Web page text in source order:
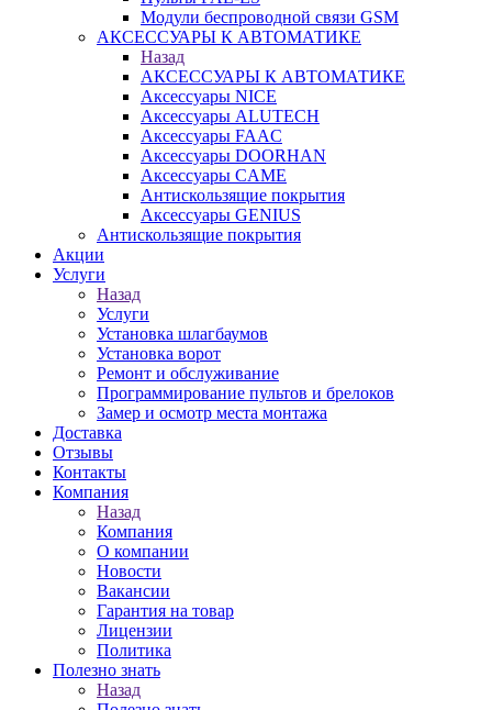
Модули беспроводной связи GSM
АКСЕССУАРЫ К АВТОМАТИКЕ
Назад
АКСЕССУАРЫ К АВТОМАТИКЕ
Аксессуары NICE
Аксессуары ALUTECH
Аксессуары FAAC
Аксессуары DOORHAN
Аксессуары CAME
Антискользящие покрытия
Аксессуары GENIUS
Антискользящие покрытия
Акции
Услуги
Назад
Услуги
Установка шлагбаумов
Установка ворот
Ремонт и обслуживание
Программирование пультов и брелоков
Замер и осмотр места монтажа
Доставка
Отзывы
Контакты
Компания
Назад
Компания
О компании
Новости
Вакансии
Гарантия на товар
Лицензии
Политика
Полезно знать
Назад